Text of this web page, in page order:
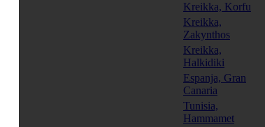
Kreikka, Korfu
Kreikka,
Zakynthos
Kreikka,
Halkidiki
Espanja, Gran
Canaria
Tunisia,
Hammamet